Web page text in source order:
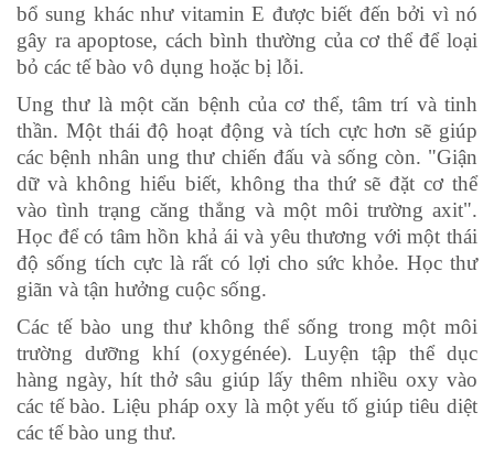
bổ sung khác như vitamin E được biết đến bởi vì nó
gây ra apoptose, cách bình thường của cơ thể để loại
bỏ các tế bào vô dụng hoặc bị lỗi.
Ung thư là một căn bệnh của cơ thể, tâm trí và tinh
thần. Một thái độ hoạt động và tích cực hơn sẽ giúp
các bệnh nhân ung thư chiến đấu và sống còn. "Giận
dữ và không hiểu biết, không tha thứ sẽ đặt cơ thể
vào tình trạng căng thẳng và một môi trường axit".
Học để có tâm hồn khả ái và yêu thương với một thái
độ sống tích cực là rất có lợi cho sức khỏe. Học thư
giãn và tận hưởng cuộc sống.
Các tế bào ung thư không thể sống trong một môi
trường dưỡng khí (oxygénée). Luyện tập thể dục
hàng ngày, hít thở sâu giúp lấy thêm nhiều oxy vào
các tế bào. Liệu pháp oxy là một yếu tố giúp tiêu diệt
các tế bào ung thư.